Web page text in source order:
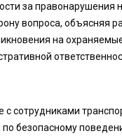
за правонарушения
вопроса, объясняя
на
сотрудниками
безопасному